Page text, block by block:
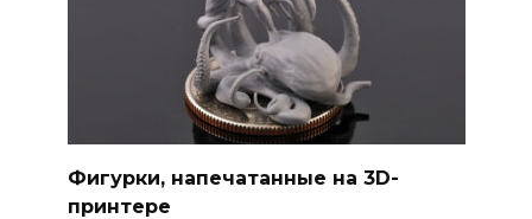
Фигурки, напечатанные на 3D-
принтере